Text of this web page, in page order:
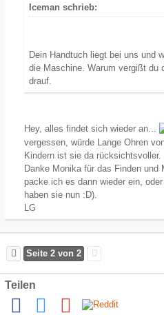
Iceman schrieb:
Dein Handtuch liegt bei uns und
die Maschine. Warum vergißt du
drauf.
Hey, alles findet sich wieder an...
vergessen, würde Lange Ohren
Kindern ist sie da rücksichtsvoller.
Danke Monika für das Finden und
packe ich es dann wieder ein,
haben sie nun :D).
LG
Seite 2 von 2
Teilen